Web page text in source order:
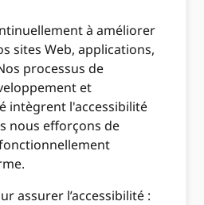
à améliorer
sites Web, applications,
processus de
et
intègrent l'accessibilité
nous efforçons de
assurer l’accessibilité :